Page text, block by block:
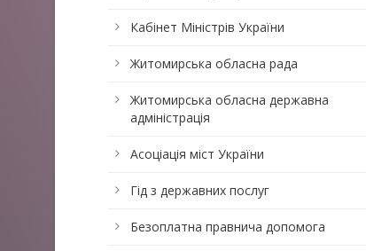
Кабінет Міністрів України
Житомирська обласна рада
Житомирська обласна державна
адміністрація
Асоціація міст України
Гід з державних послуг
Безоплатна правнича допомога